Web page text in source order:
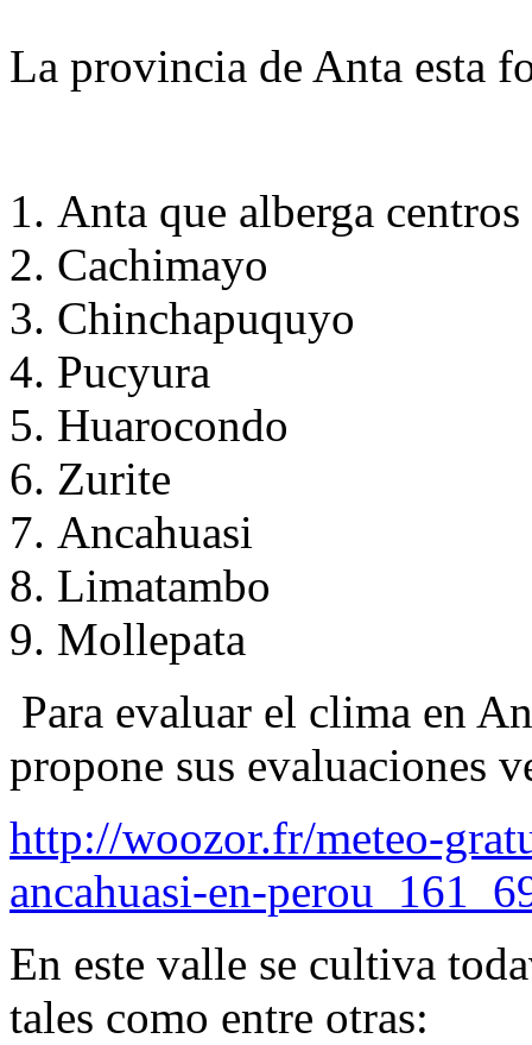
La provincia de Anta esta
Anta que alberga
Cachimayo
Chinchapuquyo
Pucyura
Huarocondo
Zurite
Ancahuasi
Limatambo
Mollepata
Para evaluar el clima en
propone sus evaluaciones
http://woozor.fr/meteo-
ancahuasi-en-
En este valle se cultiva
tales como entre otras: